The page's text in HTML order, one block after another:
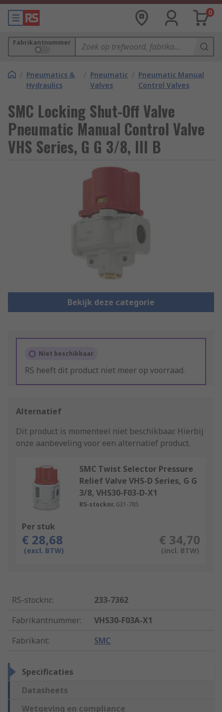
0
Fabrikantnummer
/ Pneumatics &
Hydraulics
/ Pneumatic
Valves
/ Pneumatic Manual
Control Valves
SMC Locking Shut-Off Valve
Pneumatic Manual Control Valve
VHS Series, G G 3/8, III B
Bekijk deze categorie
Niet beschikbaar
RS heeft dit product niet meer op voorraad.
Alternatief
Dit product is momenteel niet beschikbaar. Hierbij
onze aanbeveling voor een alternatief product.
SMC Twist Selector Pressure
Relief Valve VHS-D Series, G G
3/8, VHS30-F03-D-X1
RS-stocknr. 631-785
Per stuk
€ 28,68
(excl. BTW)
€ 34,70
(incl. BTW)
RS-stocknr.:
233-7362
Fabrikantnummer:
VHS30-F03A-X1
Fabrikant: SMC
Specificaties
Datasheets
Wetgeving en compliance